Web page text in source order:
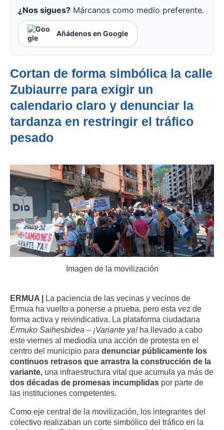
¿Nos sigues? Márcanos como medio preferente.
Añádenos en Google
Cortan de forma simbólica la calle
Zubiaurre para exigir un
calendario claro y denunciar la
tardanza en restringir el tráfico
pesado
Imagen de la movilización
ERMUA | La paciencia de las vecinas y vecinos de
Ermua ha vuelto a ponerse a prueba, pero esta vez de
forma activa y reivindicativa. La plataforma ciudadana
Ermuko Saihesbidea – ¡Variante ya!ha llevado a cabo
este viernes al mediodía una acción de protesta en el
centro del municipio para denunciar públicamente los
continuos retrasos que arrastra la construcción de la
variante, una infraestructura vital que acumula ya más de
dos décadas de promesas incumplidas por parte de
las instituciones competentes.
Como eje central de la movilización, los integrantes del
colectivo realizaban un corte simbólico del tráfico en la